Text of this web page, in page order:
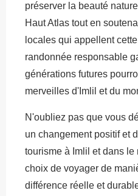
préserver la beauté
Haut Atlas tout en
locales qui appellent
randonnée responsable
générations futures
merveilles d'Imlil et du
N'oubliez pas que vous
un changement positif et
tourisme à Imlil et dans le
choix de voyager de
différence réelle et